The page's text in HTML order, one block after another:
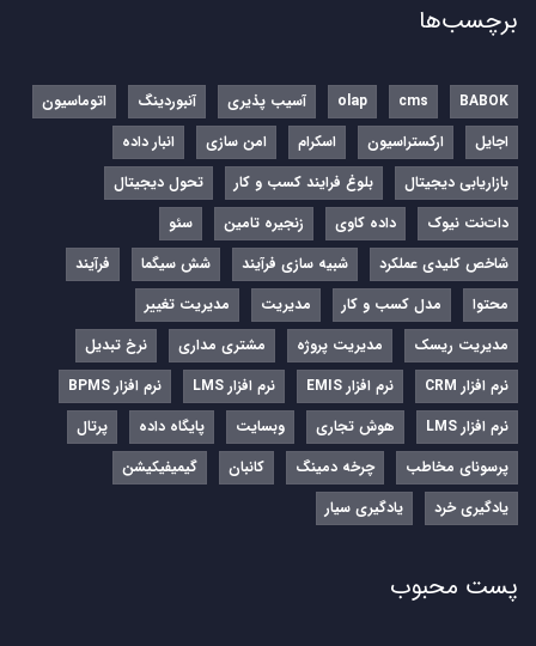
برچسب‌ها
BABOK
cms
olap آسیب پذیری آنبوردینگ
اتوماسیون
اجایل
ارکستراسیون اسکرام امن سازی
انبار داده
بازاریابی دیجیتال
بلوغ فرایند کسب و کار
تحول دیجیتال
دات‌نت نیوک
داده کاوی زنجیره تامین
سئو
شاخص کلیدی عملکرد
شبیه سازی فرآیند شش سیگما
فرآیند
محتوا
مدل کسب و کار مدیریت
مدیریت تغییر
مدیریت ریسک
مدیریت پروژه مشتری مداری
نرخ تبدیل
نرم‌ افزار CRM
نرم‌ افزار EMIS نرم‌ افزار LMS
نرم افزار BPMS
نرم افزار LMS
هوش تجاری وبسایت پایگاه داده
پرتال
پرسونای مخاطب
چرخه دمینگ کانبان
گیمیفیکیشن
یادگیری خرد
یادگیری سیار
پست محبوب